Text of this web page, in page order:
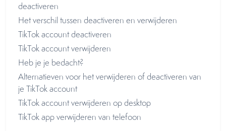
deactiveren
Het verschil tussen deactiveren en verwijderen
TikTok account deactiveren
TikTok account verwijderen
Heb je je bedacht?
Alternatieven voor het verwijderen of deactiveren van
je TikTok account
TikTok account verwijderen op desktop
TikTok app verwijderen van telefoon